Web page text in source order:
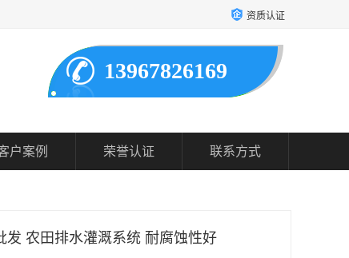
资质认证
13967826169
户案例 荣誉认证 联系方式
发 农田排水灌溉系统 耐腐蚀性好